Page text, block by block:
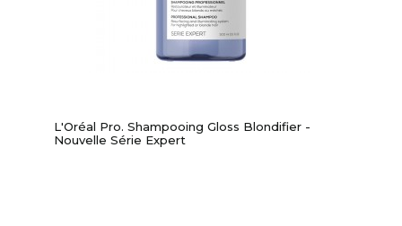
L'Oréal Pro. Shampooing Gloss Blondifier -
Nouvelle Série Expert